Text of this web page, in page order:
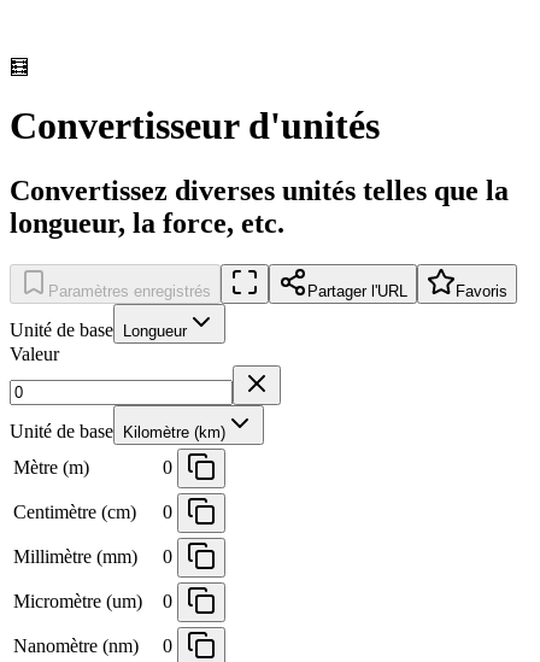
🧮
Convertisseur d'unités
Convertissez diverses unités telles que la
longueur, la force, etc.
Paramètres enregistrés Partager l'URL Favoris
Unité de base Longueur
Valeur
Unité de base Kilomètre (km)
Mètre (m) 0
Centimètre (cm) 0
Millimètre (mm) 0
Micromètre (um) 0
Nanomètre (nm) 0